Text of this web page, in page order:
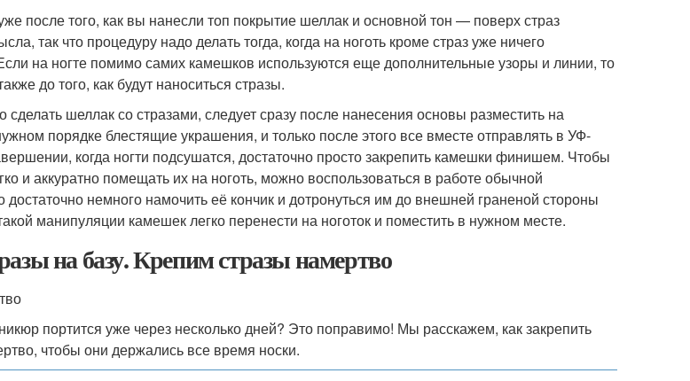
после того, как вы нанесли топ покрытие шеллак и основной тон — поверх страз
так что процедуру надо делать тогда, когда на ноготь кроме страз уже ничего
на ногте помимо самих камешков используются еще дополнительные узоры и линии, то
до того, как будут наноситься стразы.
сделать шеллак со стразами, следует сразу после нанесения основы разместить на
порядке блестящие украшения, и только после этого все вместе отправлять в УФ-
когда ногти подсушатся, достаточно просто закрепить камешки финишем. Чтобы
и аккуратно помещать их на ноготь, можно воспользоваться в работе обычной
достаточно немного намочить её кончик и дотронуться им до внешней граненой стороны
манипуляции камешек легко перенести на ноготок и поместить в нужном месте.
на базу. Крепим стразы намертво
портится уже через несколько дней? Это поправимо! Мы расскажем, как закрепить
чтобы они держались все время носки.